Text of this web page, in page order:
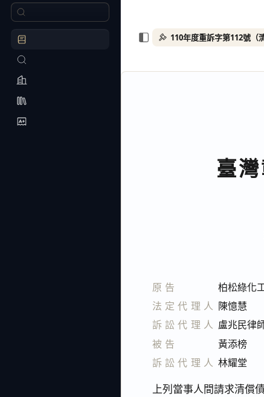
臺
原告
柏松綠化
法定代理人 陳憶慧
訴訟代理人 盧兆民律
被告
黃添榜
訴訟代理人 林耀堂
上列當事人間請求清償
110年度重訴字第112號（